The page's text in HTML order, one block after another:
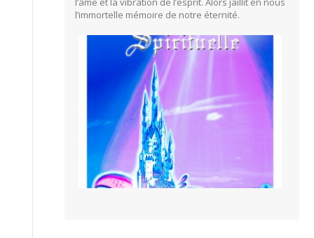
l’immortelle mémoire de notre éternité.